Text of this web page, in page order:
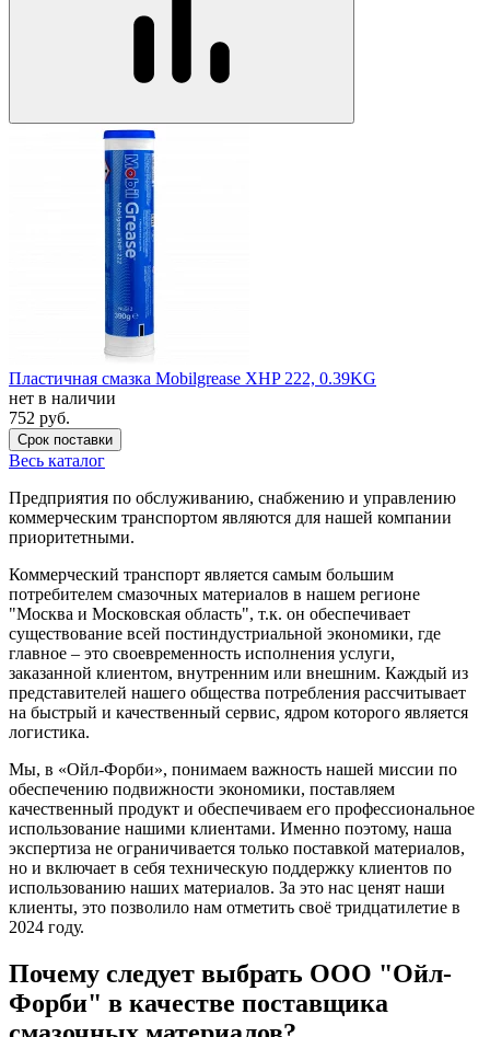
Пластичная смазка Mobilgrease XHP 222, 0.39KG
нет в наличии
752 руб.
Срок поставки
Весь каталог
Предприятия по обслуживанию, снабжению и управлению
коммерческим транспортом являются для нашей компании
приоритетными.
Коммерческий транспорт является самым большим
потребителем смазочных материалов в нашем регионе
"Москва и Московская область", т.к. он обеспечивает
существование всей постиндустриальной экономики, где
главное – это своевременность исполнения услуги,
заказанной клиентом, внутренним или внешним. Каждый из
представителей нашего общества потребления рассчитывает
на быстрый и качественный сервис, ядром которого является
логистика.
Мы, в «Ойл-Форби», понимаем важность нашей миссии по
обеспечению подвижности экономики, поставляем
качественный продукт и обеспечиваем его профессиональное
использование нашими клиентами. Именно поэтому, наша
экспертиза не ограничивается только поставкой материалов,
но и включает в себя техническую поддержку клиентов по
использованию наших материалов. За это нас ценят наши
клиенты, это позволило нам отметить своё тридцатилетие в
2024 году.
Почему следует выбрать ООО "Ойл-
Форби" в качестве поставщика